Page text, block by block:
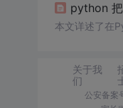
python
本文详述了在
关于我
们
公安备案